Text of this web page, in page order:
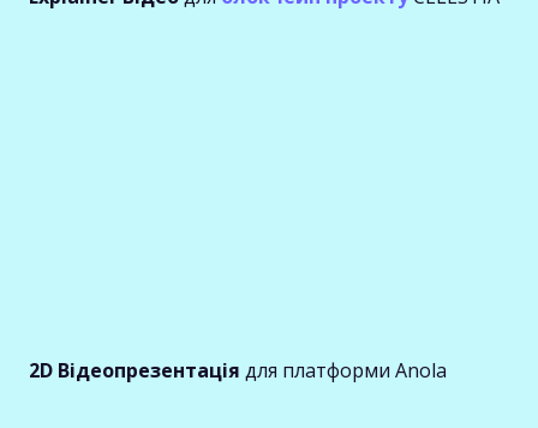
2D Відеопрезентація для платформи Anola